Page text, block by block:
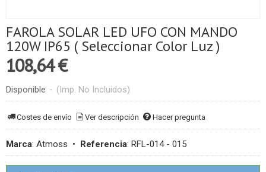
FAROLA SOLAR LED UFO CON MANDO
120W IP65 ( Seleccionar Color Luz )
108,64 €
Disponible - (Imp. No Incluidos)
Costes de envío Ver descripción Hacer pregunta
Marca: Atmoss • Referencia: RFL-014 - 015